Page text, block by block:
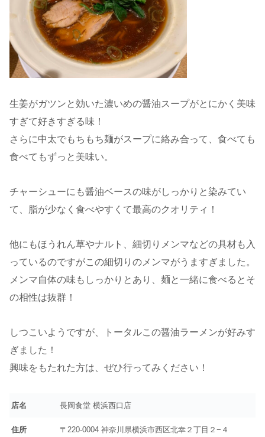
生姜がガツンと効いた濃いめの醤油スープがとにかく美味
すぎて好きすぎる味！
さらに中太でもちもち麺がスープに絡み合って、食べても
食べてもずっと美味い。
チャーシューにも醤油ベースの味がしっかりと染みてい
て、脂が少なく食べやすくて最高のクオリティ！
他にもほうれん草やナルト、細切りメンマなどの具材も入
っているのですがこの細切りのメンマがうますぎました。
メンマ自体の味もしっかりとあり、麺と一緒に食べるとそ
の相性は抜群！
しつこいようですが、トータルこの醤油ラーメンが好みす
ぎました！
興味をもたれた方は、ぜひ行ってみください！
店名 長岡食堂 横浜西口店
住所 〒220-0004 神奈川県横浜市西区北幸２丁目２−４